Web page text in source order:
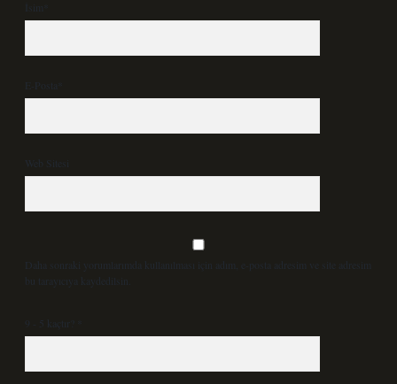
İsim*
E-Posta*
Web Sitesi
Daha sonraki yorumlarımda kullanılması için adım, e-posta adresim ve site adresim
bu tarayıcıya kaydedilsin.
9 - 5 kaçtır?